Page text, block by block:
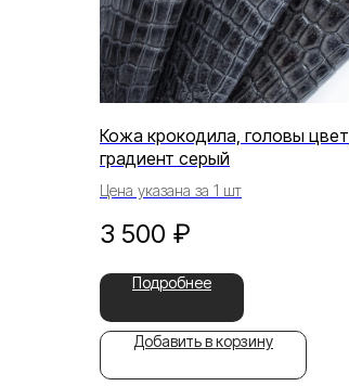
Кожа крокодила, головы цвет
градиент серый
Цена указана за 1 шт
3 500 ₽
Подробнее
Добавить в корзину